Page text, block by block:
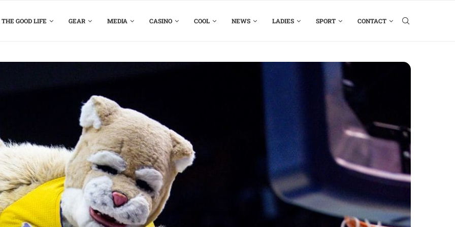
THE GOOD LIFE GEAR MEDIA CASINO COOL NEWS LADIES SPORT CONTACT